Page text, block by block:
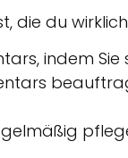
die du
indem Sie